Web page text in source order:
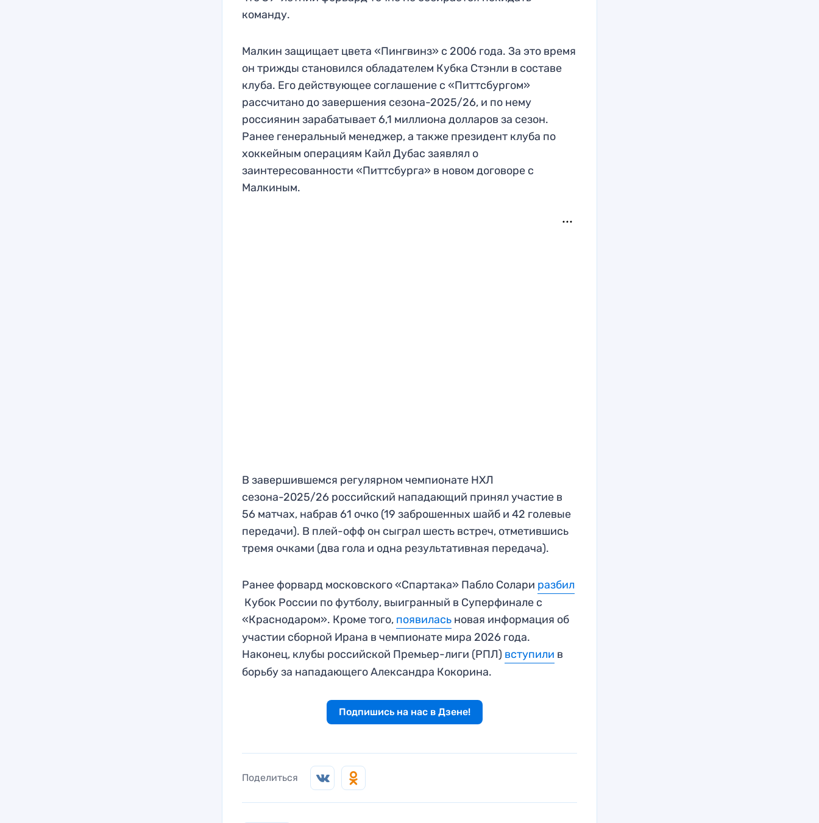
команду.
Малкин защищает цвета «Пингвинз» с 2006 года. За это время
он трижды становился обладателем Кубка Стэнли в составе
клуба. Его действующее соглашение с «Питтсбургом»
рассчитано до завершения сезона-2025/26, и по нему
россиянин зарабатывает 6,1 миллиона долларов за сезон.
Ранее генеральный менеджер, а также президент клуба по
хоккейным операциям Кайл Дубас заявлял о
заинтересованности «Питтсбурга» в новом договоре с
Малкиным.
В завершившемся регулярном чемпионате НХЛ
сезона-2025/26 российский нападающий принял участие в
56 матчах, набрав 61 очко (19 заброшенных шайб и 42 голевые
передачи). В плей-офф он сыграл шесть встреч, отметившись
тремя очками (два гола и одна результативная передача).
Ранее форвард московского «Спартака» Пабло Солари разбил
Кубок России по футболу, выигранный в Суперфинале с
«Краснодаром». Кроме того, появилась новая информация об
участии сборной Ирана в чемпионате мира 2026 года.
Наконец, клубы российской Премьер-лиги (РПЛ) вступили в
борьбу за нападающего Александра Кокорина.
Подпишись на нас в Дзене!
Поделиться